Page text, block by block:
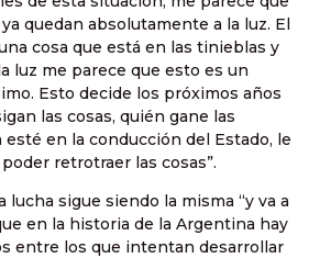
quedan absolutamente a la luz. El
cosa que está en las tinieblas y
luz me parece que esto es un
Esto decide los próximos años
las cosas, quién gane las
en la conducción del Estado, le
retrotraer las cosas”.
lucha sigue siendo la misma “y va a
en la historia de la Argentina hay
entre los que intentan desarrollar